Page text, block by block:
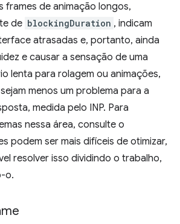
frames de animação longos,
de blockingDuration , indicam
atrasadas e, portanto, ainda
e causar a sensação de uma
lenta para rolagem ou animações,
menos um problema para a
medida pelo INP. Para
nessa área, consulte o
podem ser mais difíceis de otimizar,
resolver isso dividindo o trabalho,
o.